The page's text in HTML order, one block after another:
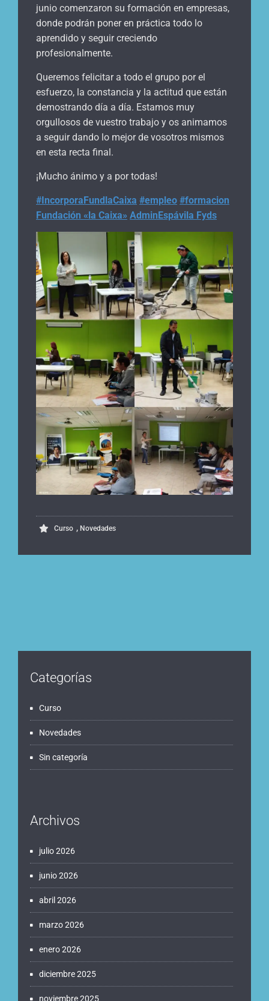
junio comenzaron su formación en empresas,
donde podrán poner en práctica todo lo
aprendido y seguir creciendo
profesionalmente.
Queremos felicitar a todo el grupo por el
esfuerzo, la constancia y la actitud que están
demostrando día a día. Estamos muy
orgullosos de vuestro trabajo y os animamos
a seguir dando lo mejor de vosotros mismos
en esta recta final.
¡Mucho ánimo y a por todas!
#IncorporaFundlaCaixa #empleo #formacion
Fundación «la Caixa» AdminEspávila Fyds
Curso , Novedades
Categorías
Curso
Novedades
Sin categoría
Archivos
julio 2026
junio 2026
abril 2026
marzo 2026
enero 2026
diciembre 2025
noviembre 2025